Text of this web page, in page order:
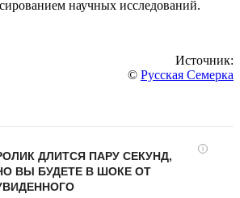
научных исследований.
Источник:
© Русская Семерка
i
ДЛИТСЯ ПАРУ СЕКУНД,
ВЫ БУДЕТЕ В ШОКЕ ОТ